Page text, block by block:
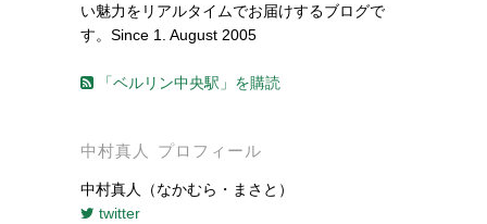
い魅力をリアルタイムでお届けするブログで
す。Since 1. August 2005
「ベルリン中央駅」を購読
中村真人 プロフィール
中村真人（なかむら・まさと）
twitter